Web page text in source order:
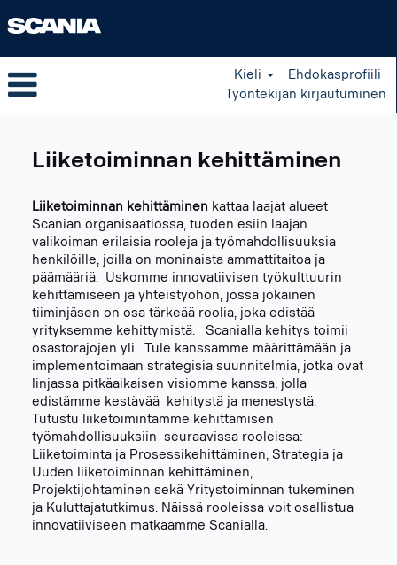
Kieli
Ehdokasprofiili
Työntekijän kirjautuminen
Liiketoiminnan kehittäminen
Liiketoiminnan kehittäminen kattaa laajat alueet
Scanian organisaatiossa, tuoden esiin laajan
valikoiman erilaisia rooleja ja työmahdollisuuksia
henkilöille, joilla on moninaista ammattitaitoa ja
päämääriä. Uskomme innovatiivisen työkulttuurin
kehittämiseen ja yhteistyöhön, jossa jokainen
tiiminjäsen on osa tärkeää roolia, joka edistää
yrityksemme kehittymistä. Scanialla kehitys toimii
osastorajojen yli. Tule kanssamme määrittämään ja
implementoimaan strategisia suunnitelmia, jotka ovat
linjassa pitkäaikaisen visiomme kanssa, jolla
edistämme kestävää kehitystä ja menestystä.
Tutustu liiketoimintamme kehittämisen
työmahdollisuuksiin seuraavissa rooleissa:
Liiketoiminta ja Prosessikehittäminen, Strategia ja
Uuden liiketoiminnan kehittäminen,
Projektijohtaminen sekä Yritystoiminnan tukeminen
ja Kuluttajatutkimus. Näissä rooleissa voit osallistua
innovatiiviseen matkaamme Scanialla.